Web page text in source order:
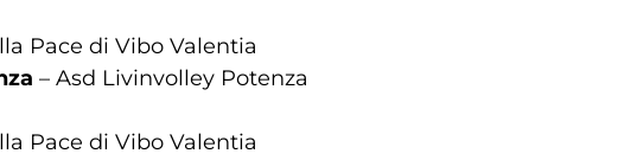
Pace di Vibo Valentia
– Asd Livinvolley Potenza
Pace di Vibo Valentia